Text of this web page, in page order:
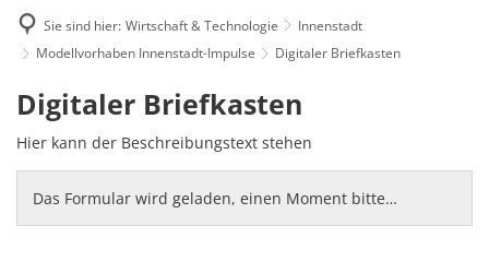
Sie sind hier: Wirtschaft & Technologie
Innenstadt
Modellvorhaben Innenstadt-Impulse
Digitaler Briefkasten
Digitaler
Briefkasten
Digitaler Briefkasten
Hier kann der Beschreibungstext stehen
Das Formular wird geladen, einen Moment bitte…